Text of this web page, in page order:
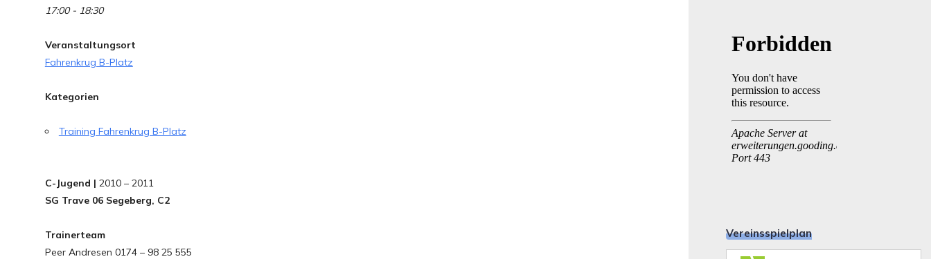
17:00 - 18:30
Veranstaltungsort
Fahrenkrug B-Platz
Kategorien
Training Fahrenkrug B-Platz
C-Jugend | 2010 – 2011
SG Trave 06 Segeberg, C2
Trainerteam
Peer Andresen 0174 – 98 25 555
Vereinsspielplan